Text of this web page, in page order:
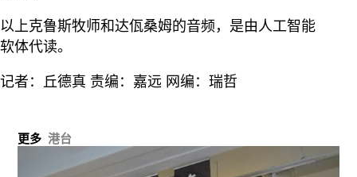
以上克鲁斯牧师和达佤桑姆的音频，是由人工智能
软体代读。
记者：丘德真 责编：嘉远 网编：瑞哲
更多 港台